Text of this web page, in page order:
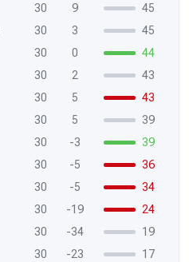
30 9
45
30 3
45
30 0
44
30 2
43
30 5
43
30 5
39
30 -3
39
30 -5
36
30 -5
34
30 -19
24
30 -34
19
30 -23 17